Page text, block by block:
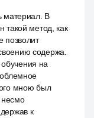
материал. В
такой метод, как
позволит
содержа.
на
мною был
несмо
к